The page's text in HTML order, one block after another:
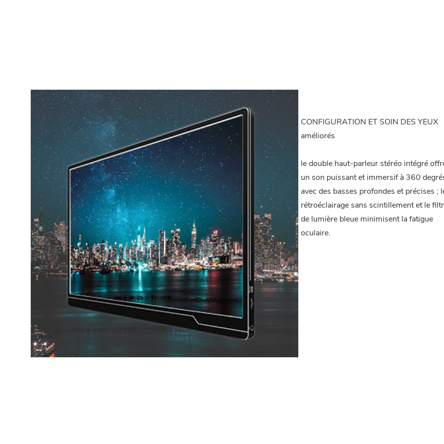
CONFIGURATION ET SOIN DES YEUX
améliorés
le double haut-parleur stéréo intégré
un son puissant et immersif à 360
avec des basses profondes et précises ;
rétroéclairage sans scintillement et le
de lumière bleue minimisent la fatigue
oculaire.